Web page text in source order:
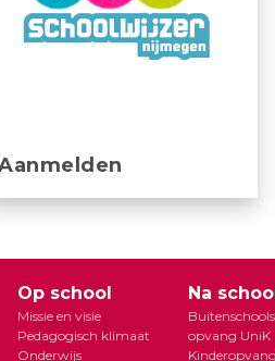
Op school
Missie en visie
Pedagogisch klimaat
Onderwijs
Na
opvang UniK